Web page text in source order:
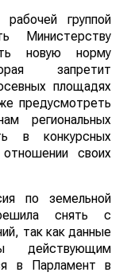
группой
Министерству
новую норму
запретит
площадях
предусмотреть
региональных
в конкурсных
своих
по земельной
снять с
так как данные
действующим
в Парламент в